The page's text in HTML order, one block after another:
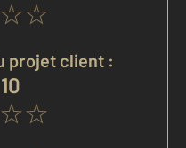
projet client :